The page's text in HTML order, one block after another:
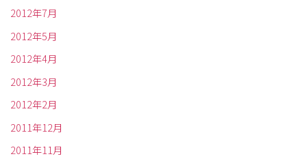
2012年7月
2012年5月
2012年4月
2012年3月
2012年2月
2011年12月
2011年11月